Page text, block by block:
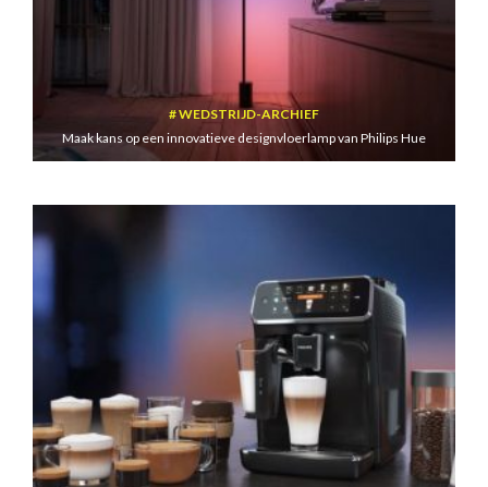
WEDSTRIJD-ARCHIEF
Maak kans op een innovatieve designvloerlamp van Philips Hue